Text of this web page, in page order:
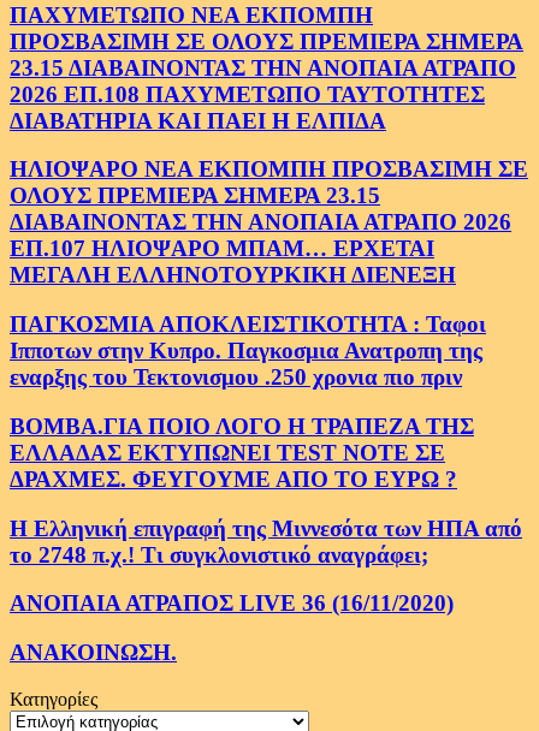
ΠΑΧΥΜΕΤΩΠΟ ΝΕΑ ΕΚΠΟΜΠΗ
ΠΡΟΣΒΑΣΙΜΗ ΣΕ ΟΛΟΥΣ ΠΡΕΜΙΕΡΑ ΣΗΜΕΡΑ
23.15 ΔΙΑΒΑΙΝΟΝΤΑΣ ΤΗΝ ΑΝΟΠΑΙΑ ΑΤΡΑΠΟ
2026 ΕΠ.108 ΠΑΧΥΜΕΤΩΠΟ ΤΑΥΤΟΤΗΤΕΣ
ΔΙΑΒΑΤΗΡΙΑ ΚΑΙ ΠΑΕΙ Η ΕΛΠΙΔΑ
ΗΛΙΟΨΑΡΟ ΝΕΑ ΕΚΠΟΜΠΗ ΠΡΟΣΒΑΣΙΜΗ ΣΕ
ΟΛΟΥΣ ΠΡΕΜΙΕΡΑ ΣΗΜΕΡΑ 23.15
ΔΙΑΒΑΙΝΟΝΤΑΣ ΤΗΝ ΑΝΟΠΑΙΑ ΑΤΡΑΠΟ 2026
ΕΠ.107 ΗΛΙΟΨΑΡΟ ΜΠΑΜ… ΕΡΧΕΤΑΙ
ΜΕΓΑΛΗ ΕΛΛΗΝΟΤΟΥΡΚΙΚΗ ΔΙΕΝΕΞΗ
ΠΑΓΚΟΣΜΙΑ ΑΠΟΚΛΕΙΣΤΙΚΟΤΗΤΑ : Ταφοι
Ιπποτων στην Κυπρο. Παγκοσμια Ανατροπη της
εναρξης του Τεκτονισμου .250 χρονια πιο πριν
ΒΟΜΒΑ.ΓΙΑ ΠΟΙΟ ΛΟΓΟ Η ΤΡΑΠΕΖΑ ΤΗΣ
ΕΛΛΑΔΑΣ ΕΚΤΥΠΩΝΕΙ TEST NOTE ΣΕ
ΔΡΑΧΜΕΣ. ΦΕΥΓΟΥΜΕ ΑΠΟ ΤΟ ΕΥΡΩ ?
Η Ελληνική επιγραφή της Μιννεσότα των ΗΠΑ από
το 2748 π.χ.! Τι συγκλονιστικό αναγράφει;
ΑΝΟΠΑΙΑ ΑΤΡΑΠΟΣ LIVE 36 (16/11/2020)
ΑΝΑΚΟΙΝΩΣΗ.
Κατηγορίες
Κατηγορίες